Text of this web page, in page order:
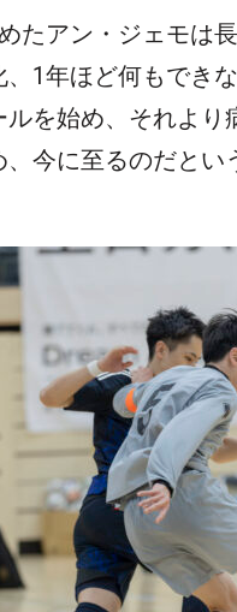
たアン・ジェモは
1年ほど何もでき
を始め、それよ
今に至るのだとい